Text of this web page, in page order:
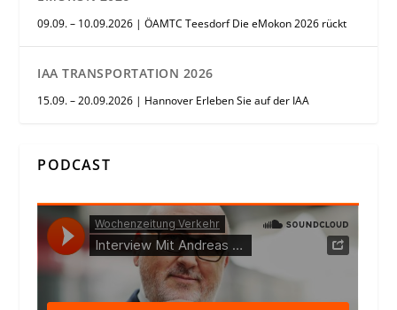
09.09. – 10.09.2026 | ÖAMTC Teesdorf Die eMokon 2026 rückt
IAA TRANSPORTATION 2026
15.09. – 20.09.2026 | Hannover Erleben Sie auf der IAA
PODCAST